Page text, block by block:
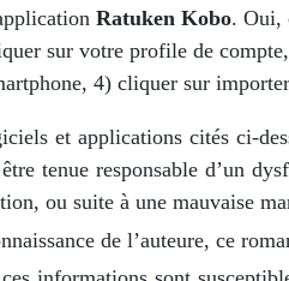
Ratuken Kobo. Oui,
sur votre profile de
4) cliquer sur
et applications cités ci-
tenue responsable d’un
ou suite à une mauvaise
de l’auteure, ce